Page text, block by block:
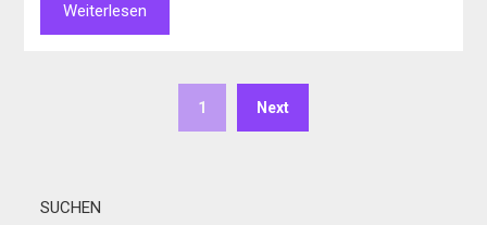
Weiterlesen
1 Next
SUCHEN